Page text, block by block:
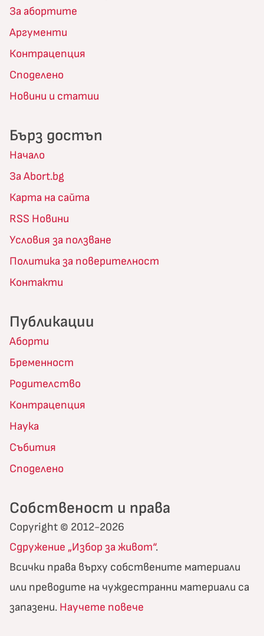
Собственост и права
Copyright © 2012-2026
Сдружение „Избор за живот“.
Всички права върху собствените материали
или преводите на чуждестранни материали са
запазени. Научете повече
За абортите
Аргументи
Контрацепция
Споделено
Новини и статии
Бърз достъп
Начало
За Abort.bg
Карта на сайта
RSS Новини
Условия за ползване
Политика за поверителност
Контакти
Публикации
Аборти
Бременност
Родителство
Контрацепция
Наука
Събития
Споделено